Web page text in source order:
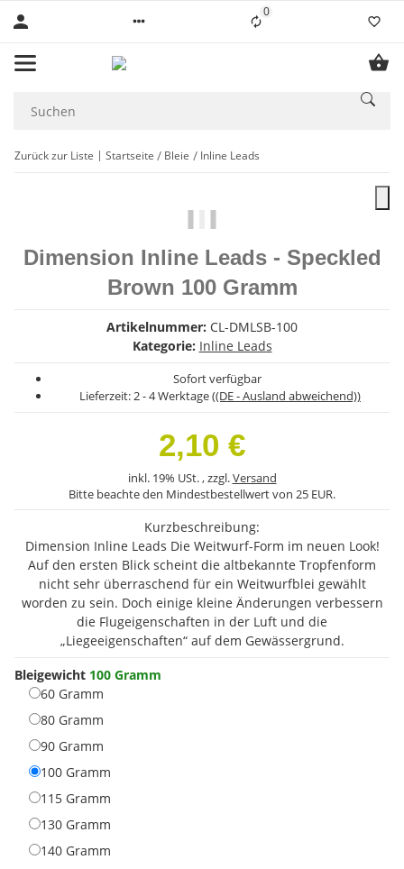
0Liste ist leer
Zurück zur Liste Startseite Bleie Inline Leads
Dimension Inline Leads - Speckled
Brown 100 Gramm
Artikelnummer: CL-DMLSB-100
Kategorie: Inline Leads
Sofort verfügbar
Lieferzeit:2 - 4 Werktage((DE - Ausland abweichend))
2,10 €
inkl. 19% USt. , zzgl.Versand
Bitte beachte den Mindestbestellwert von 25 EUR.
Kurzbeschreibung:
Dimension Inline Leads Die Weitwurf-Form im neuen Look!
Auf den ersten Blick scheint die altbekannte Tropfenform
nicht sehr überraschend für ein Weitwurfblei gewählt
worden zu sein. Doch einige kleine Änderungen verbessern
die Flugeigenschaften in der Luft und die
„Liegeeigenschaften“ auf dem Gewässergrund.
Bleigewicht 100 Gramm
60 Gramm
80 Gramm
90 Gramm
100 Gramm
115 Gramm
130 Gramm
140 Gramm